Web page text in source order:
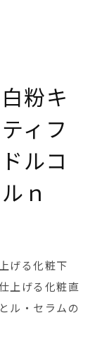
粉キ
ィフ
ルコ
ｎ
げる化粧下
上げる化粧直
ル・セラムの